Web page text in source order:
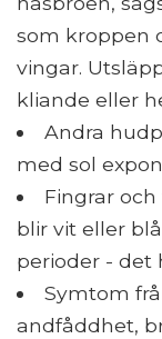
som kroppen
vingar.
kliande eller
Andra
med sol
Fingrar
blir vit eller
perioder - det
Symtom
andfåddhet,